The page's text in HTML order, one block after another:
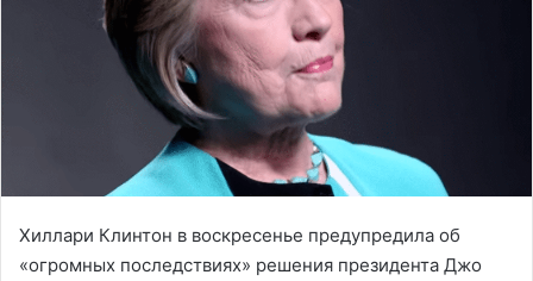
Хиллари Клинтон в воскресенье предупредила об
«огромных последствиях» решения президента Джо